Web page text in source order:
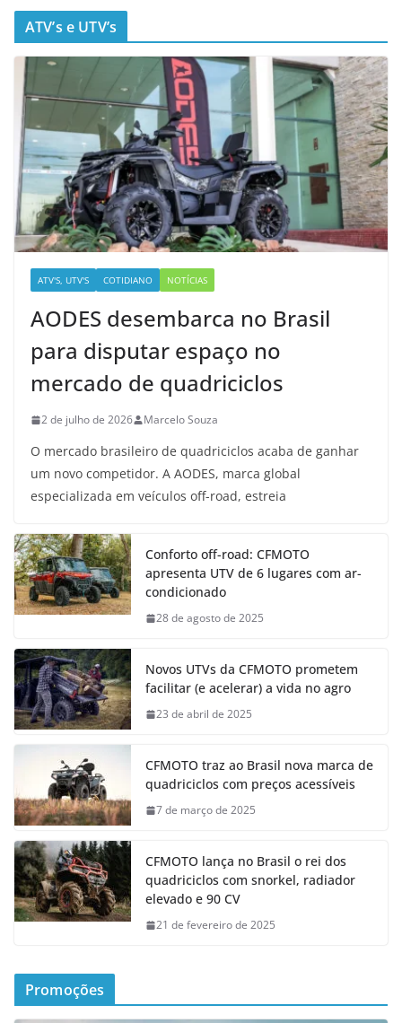
ATV’s e UTV’s
ATV'S, UTV'S COTIDIANO NOTÍCIAS
AODES desembarca no Brasil
para disputar espaço no
mercado de quadriciclos
2 de julho de 2026 Marcelo Souza
O mercado brasileiro de quadriciclos acaba de ganhar
um novo competidor. A AODES, marca global
especializada em veículos off-road, estreia
Conforto off-road: CFMOTO
apresenta UTV de 6 lugares com ar-
condicionado
28 de agosto de 2025
Novos UTVs da CFMOTO prometem
facilitar (e acelerar) a vida no agro
23 de abril de 2025
CFMOTO traz ao Brasil nova marca de
quadriciclos com preços acessíveis
7 de março de 2025
CFMOTO lança no Brasil o rei dos
quadriciclos com snorkel, radiador
elevado e 90 CV
21 de fevereiro de 2025
Promoções